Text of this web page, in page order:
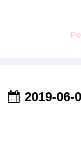
2019-06-